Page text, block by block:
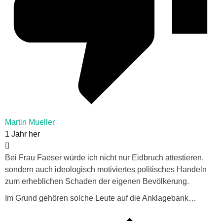
Martin Mueller
1 Jahr her
Bei Frau Faeser würde ich nicht nur Eidbruch attestieren,
sondern auch ideologisch motiviertes politisches Handeln
zum erheblichen Schaden der eigenen Bevölkerung.
Im Grund gehören solche Leute auf die Anklagebank…